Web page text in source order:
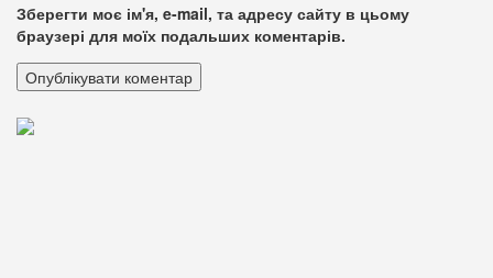
Зберегти моє ім'я, e-mail, та адресу сайту в цьому
браузері для моїх подальших коментарів.